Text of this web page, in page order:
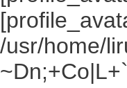
/usr/home/